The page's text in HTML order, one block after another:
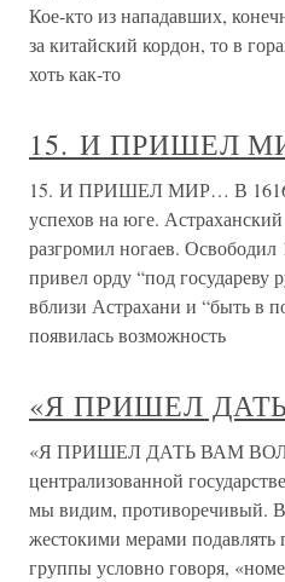
Кое-кто из нападавших,
за китайский кордон, то в
хоть как-то
15. И ПРИШЕЛ
15. И ПРИШЕЛ МИР… В 1616
успехов на юге.
разгромил ногаев.
привел орду “под государеву
вблизи Астрахани и “быть в
появилась возможность
«Я ПРИШЕЛ
«Я ПРИШЕЛ ДАТЬ ВАМ
централизованной
мы видим, противоречивый.
жестокими мерами
группы условно говоря,